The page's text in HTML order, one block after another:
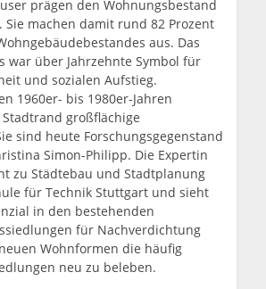
prägen den Wohnungsbestand
Sie machen damit rund 82 Prozent
aus. Das
war über Jahrzehnte Symbol für
und sozialen Aufstieg.
1960er- bis 1980er-Jahren
großflächige
sind heute Forschungsgegenstand
Simon-Philipp. Die Expertin
zu Städtebau und Stadtplanung
für Technik Stuttgart und sieht
in den bestehenden
für Nachverdichtung
Wohnformen die häufig
neu zu beleben.